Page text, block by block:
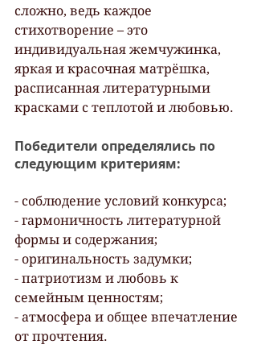
сложно, ведь каждое
стихотворение – это
индивидуальная жемчужинка,
яркая и красочная матрёшка,
расписанная литературными
красками с теплотой и любовью.
Победители определялись по
следующим критериям:
- соблюдение условий конкурса;
- гармоничность литературной
формы и содержания;
- оригинальность задумки;
- патриотизм и любовь к
семейным ценностям;
- атмосфера и общее впечатление
от прочтения.